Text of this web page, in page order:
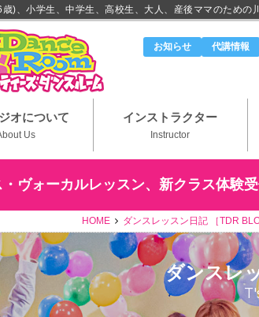
)、小学生、中学生、高校生、大人、産後ママのための
川崎市のダンススタジ
お知らせ 代講情報
オについて
Us
インストラクター
Instructor
ヴォーカルレッスン、新クラス体験受
HOME ダンスレッスン日記 ［TDR
ダンスレ